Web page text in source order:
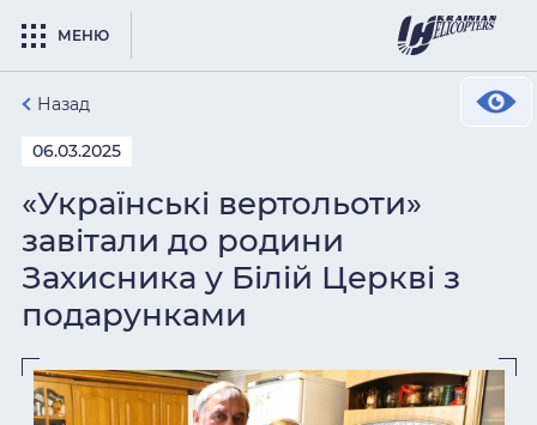
МЕНЮ
Назад
06.03.2025
«Українські вертольоти»
завітали до родини
Захисника у Білій Церкві з
подарунками